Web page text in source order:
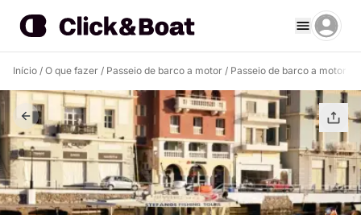
Início / O que fazer / Passeio de barco a motor / Passeio de barco a motor